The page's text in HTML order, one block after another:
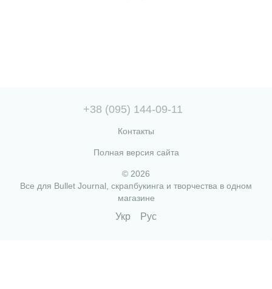
+38 (095) 144-09-11
Контакты
Полная версия сайта
© 2026
Все для Bullet Journal, скрапбукинга и творчества в одном
магазине
Укр Рус